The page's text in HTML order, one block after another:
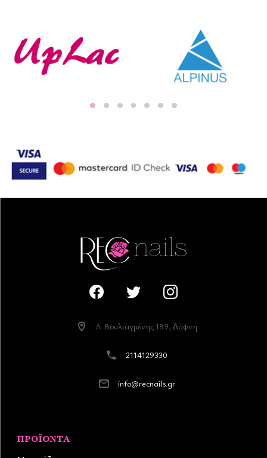
Λ. Βουλιαγµένης 189, ∆άφνη
2114129330
info@recnails.gr
ΠΡΟΪΌΝΤΑ